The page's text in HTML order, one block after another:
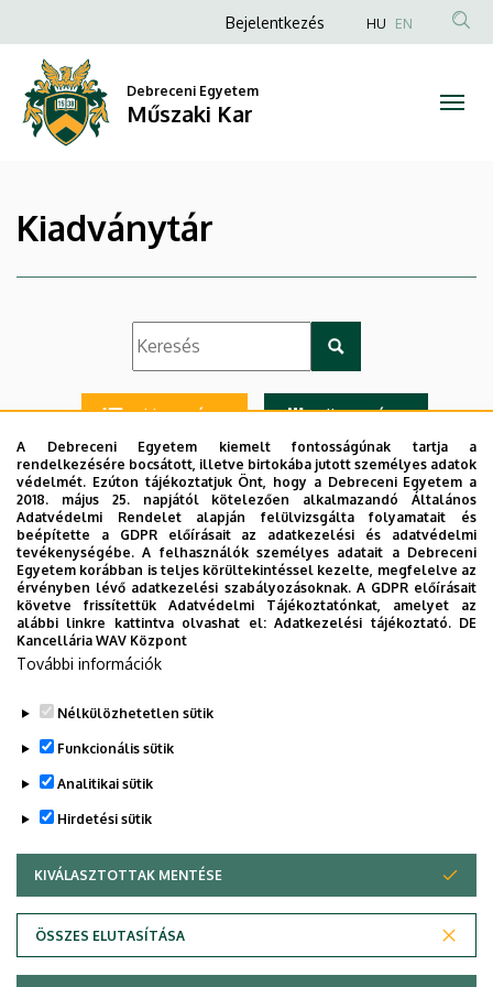
Műszaki
Kar
a
tartalomra
Anonim
fiók
menüje
Bejelentkezés HU EN
Debreceni Egyetem
Műszaki Kar
Kiadványtár
Lista nézet Ikon nézet
Kiadványtár
Adatvédelem
A Debreceni Egyetem kiemelt fontosságúnak tartja a
rendelkezésére bocsátott, illetve birtokába jutott személyes adatok
védelmét. Ezúton tájékoztatjuk Önt, hogy a Debreceni Egyetem a
2018. május 25. napjától kötelezően alkalmazandó Általános
Adatvédelmi Rendelet alapján felülvizsgálta folyamatait és
beépítette a GDPR előírásait az adatkezelési és adatvédelmi
tevékenységébe. A felhasználók személyes adatait a Debreceni
Egyetem korábban is teljes körültekintéssel kezelte, megfelelve az
érvényben lévő adatkezelési szabályozásoknak. A GDPR előírásait
követve frissítettük Adatvédelmi Tájékoztatónkat, amelyet az
alábbi linkre kattintva olvashat el:Adatkezelési tájékoztató. DE
Kancellária WAV Központ
További információk
Nélkülözhetetlen sütik
Funkcionális sütik
Analitikai sütik
Hirdetési sütik
KIVÁLASZTOTTAK MENTÉSE
ÖSSZES ELUTASÍTÁSA
WITHDRAW CONSENT